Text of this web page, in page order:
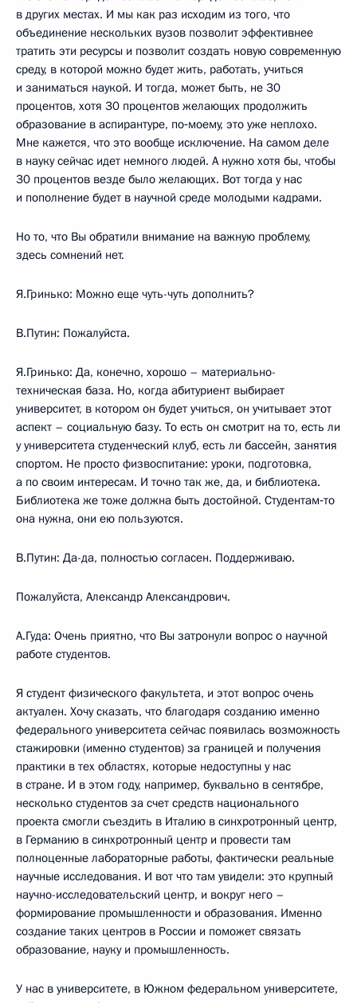
в других местах. И мы как раз исходим из того, что
объединение нескольких вузов позволит эффективнее
тратить эти ресурсы и позволит создать новую современную
среду, в которой можно будет жить, работать, учиться
и заниматься наукой. И тогда, может быть, не 30
процентов, хотя 30 процентов желающих продолжить
образование в аспирантуре, по‑моему, это уже неплохо.
Мне кажется, что это вообще исключение. На самом деле
в науку сейчас идет немного людей. А нужно хотя бы, чтобы
30 процентов везде было желающих. Вот тогда у нас
и пополнение будет в научной среде молодыми кадрами.
Но то, что Вы обратили внимание на важную проблему,
здесь сомнений нет.
Я.Гринько: Можно еще чуть-чуть дополнить?
В.Путин: Пожалуйста.
Я.Гринько: Да, конечно, хорошо – материально-
техническая база. Но, когда абитуриент выбирает
университет, в котором он будет учиться, он учитывает этот
аспект – социальную базу. То есть он смотрит на то, есть ли
у университета студенческий клуб, есть ли бассейн, занятия
спортом. Не просто физвоспитание: уроки, подготовка,
а по своим интересам. И точно так же, да, и библиотека.
Библиотека же тоже должна быть достойной. Студентам‑то
она нужна, они ею пользуются.
В.Путин: Да-да, полностью согласен. Поддерживаю.
Пожалуйста, Александр Александрович.
А.Гуда: Очень приятно, что Вы затронули вопрос о научной
работе студентов.
Я студент физического факультета, и этот вопрос очень
актуален. Хочу сказать, что благодаря созданию именно
федерального университета сейчас появилась возможность
стажировки (именно студентов) за границей и получения
практики в тех областях, которые недоступны у нас
в стране. И в этом году, например, буквально в сентябре,
несколько студентов за счет средств национального
проекта смогли съездить в Италию в синхротронный центр,
в Германию в синхротронный центр и провести там
полноценные лабораторные работы, фактически реальные
научные исследования. И вот что там увидели: это крупный
научно-исследовательский центр, и вокруг него –
формирование промышленности и образования. Именно
создание таких центров в России и поможет связать
образование, науку и промышленность.
У нас в университете, в Южном федеральном университете,